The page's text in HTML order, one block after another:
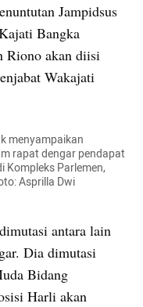
Jampidsus
Bangka
Riono akan diisi
Wakajati
menyampaikan
rapat dengar pendapat
Kompleks Parlemen,
Asprilla Dwi
antara lain
Dia dimutasi
Bidang
Harli akan